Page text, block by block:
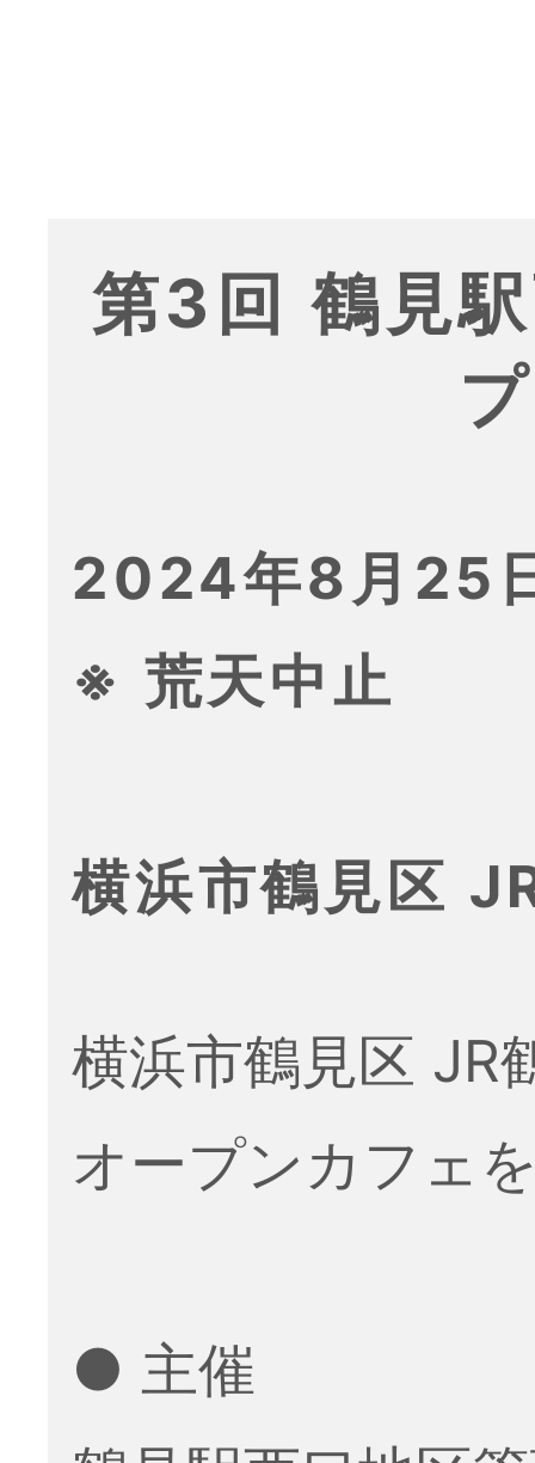
第3回 鶴見
2024年8月25
※ 荒天中止
横浜市鶴見区
横浜市鶴見区 JR
オープンカフェ
● 主催